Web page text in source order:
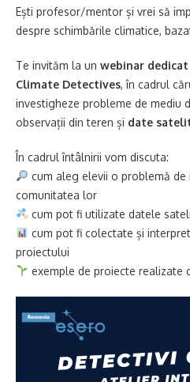
Ești profesor/mentor și vrei să
despre schimbările climatice,
Te invităm la un webinar
Climate Detectives, în cadrul
investigheze probleme de mediu
observații din teren și date
În cadrul întâlnirii vom discuta:
cum aleg elevii o problemă
comunitatea lor
cum pot fi utilizate datele
cum pot fi colectate și
proiectului
exemple de proiecte realizate